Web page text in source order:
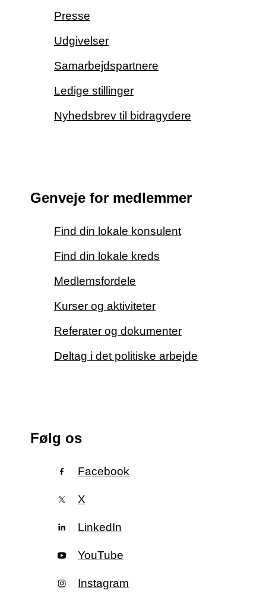
Presse
Udgivelser
Samarbejdspartnere
Ledige stillinger
Nyhedsbrev til bidragydere
Genveje for medlemmer
Find din lokale konsulent
Find din lokale kreds
Medlemsfordele
Kurser og aktiviteter
Referater og dokumenter
Deltag i det politiske arbejde
Følg os
Facebook
X
LinkedIn
YouTube
Instagram